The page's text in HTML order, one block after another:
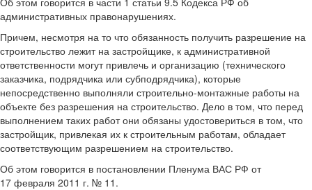
административных правонарушениях.
Причем, несмотря на то что обязанность получить разрешение на
строительство лежит на застройщике, к административной
ответственности могут привлечь и организацию (технического
заказчика, подрядчика или субподрядчика), которые
непосредственно выполняли строительно-монтажные работы на
объекте без разрешения на строительство. Дело в том, что перед
выполнением таких работ они обязаны удостовериться в том, что
застройщик, привлекая их к строительным работам, обладает
соответствующим разрешением на строительство.
Об этом говорится в постановлении Пленума ВАС РФ от
17 февраля 2011 г. № 11.